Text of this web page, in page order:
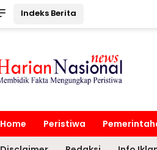
Indeks Berita
Home Peristiwa